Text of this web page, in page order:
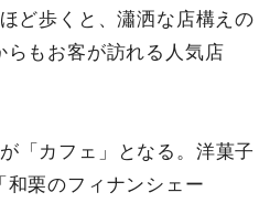
ど歩くと、瀟洒な店構えの
もお客が訪れる人気店
「カフェ」となる。洋菓子
栗のフィナンシェー